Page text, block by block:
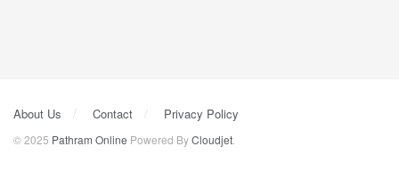
About Us Contact Privacy Policy
© 2025 Pathram Online Powered ByCloudjet